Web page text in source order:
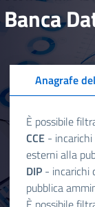
Banca
Anagrafe
È possibile
CCE -
esterni alla
DIP - incarichi
pubblica